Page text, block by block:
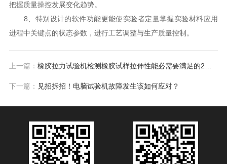
把握质量操控发展变化趋势。
8、特别设计的软件功能更能使实验者定量掌握实验材料应用
进程中关键点的状态参数，进行工艺调整与生产质量控制。
上一篇： 橡胶拉力试验机检测橡胶试样拉伸性能必需要满足的2大要求
下一篇： 见招拆招！电脑试验机故障发生该如何应对？